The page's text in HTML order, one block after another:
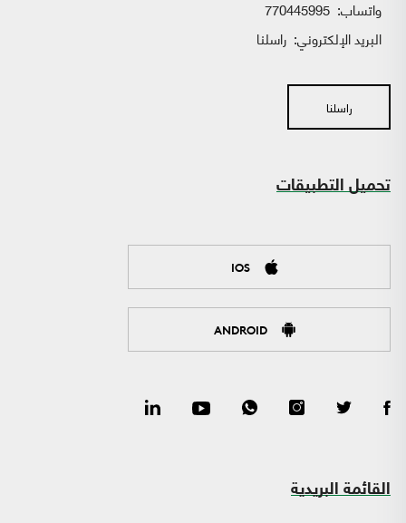
واتساب:
البريد الإلكتروني: راسلنا
راسلنا
تحميل التطبيقات
IOS
ANDROID
القائمة البريدية